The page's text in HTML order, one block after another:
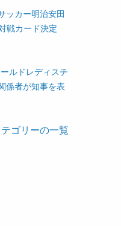
ッカー明治安田
戦カード決定
ルドレディスチ
係者が知事を表
ゴリーの一覧